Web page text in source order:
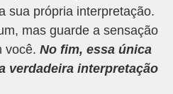
sua própria interpretação.
mas guarde a sensação
você. No fim, essa única
verdadeira interpretação